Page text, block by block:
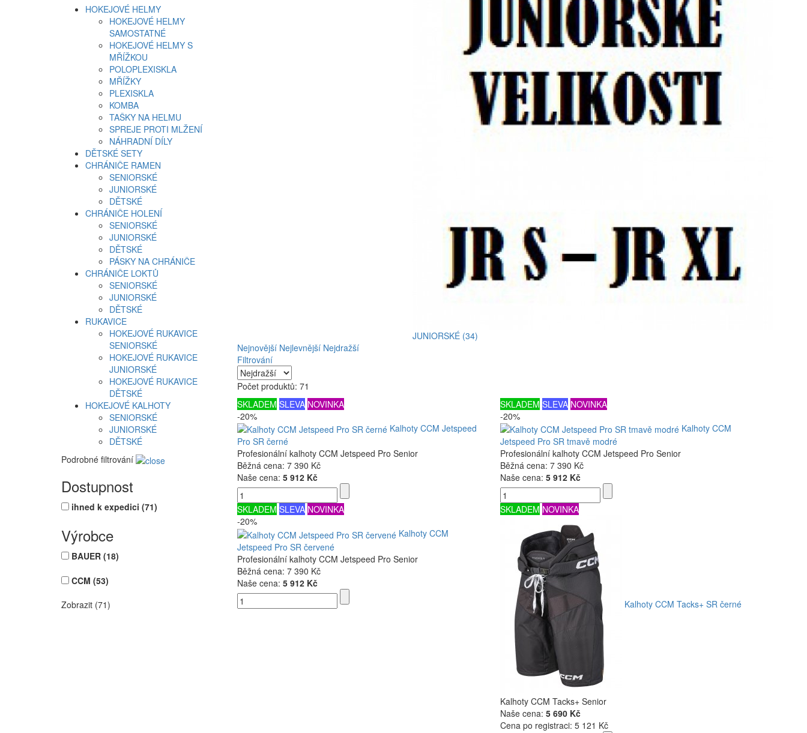
HOKEJOVÉ HELMY
HOKEJOVÉ HELMY
SAMOSTATNÉ
HOKEJOVÉ HELMY S
MŘÍŽKOU
POLOPLEXISKLA
MŘÍŽKY
PLEXISKLA
KOMBA
TAŠKY NA HELMU
SPREJE PROTI MLŽENÍ
NÁHRADNÍ DÍLY
DĚTSKÉ SETY
CHRÁNIČE RAMEN
SENIORSKÉ
JUNIORSKÉ
DĚTSKÉ
CHRÁNIČE HOLENÍ
SENIORSKÉ
JUNIORSKÉ
DĚTSKÉ
PÁSKY NA CHRÁNIČE
CHRÁNIČE LOKTŮ
SENIORSKÉ
JUNIORSKÉ
DĚTSKÉ
RUKAVICE
HOKEJOVÉ RUKAVICE
SENIORSKÉ
HOKEJOVÉ RUKAVICE
JUNIORSKÉ
HOKEJOVÉ RUKAVICE
DĚTSKÉ
HOKEJOVÉ KALHOTY
SENIORSKÉ
JUNIORSKÉ
DĚTSKÉ
Podrobné filtrování
Dostupnost
ihned k expedici (71)
Výrobce
BAUER (18)
CCM (53)
Zobrazit (71)
JUNIORSKÉ (34)
Nejnovější Nejlevnější Nejdražší
Filtrování
Počet produktů: 71
SKLADEM SLEVA NOVINKA
-20%
Kalhoty CCM Jetspeed
Pro SR černé
Profesionální kalhoty CCM Jetspeed Pro Senior
Běžná cena: 7 390 Kč
Naše cena: 5 912 Kč
SKLADEM SLEVA NOVINKA
-20%
Kalhoty CCM
Jetspeed Pro SR tmavě modré
Profesionální kalhoty CCM Jetspeed Pro Senior
Běžná cena:7 390 Kč
Naše cena:5 912 Kč
SKLADEM SLEVA NOVINKA
-20%
Kalhoty CCM
Jetspeed Pro SR červené
Profesionální kalhoty CCM Jetspeed Pro Senior
Běžná cena: 7 390 Kč
Naše cena: 5 912 Kč
SKLADEM NOVINKA
Kalhoty CCM Tacks+ SR černé
Kalhoty CCM Tacks+ Senior
Naše cena:5 690 Kč
Cena po registraci:5 121 Kč